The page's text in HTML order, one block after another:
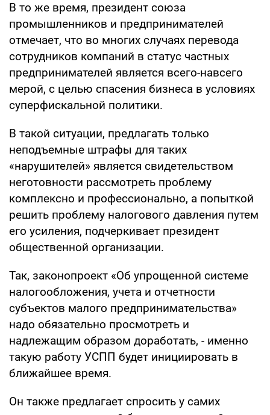
В то же время, президент союза
промышленников и предпринимателей
отмечает, что во многих случаях перевода
сотрудников компаний в статус частных
предпринимателей является всего-навсего
мерой, с целью спасения бизнеса в условиях
суперфискальной политики.
В такой ситуации, предлагать только
неподъемные штрафы для таких
«нарушителей» является свидетельством
неготовности рассмотреть проблему
комплексно и профессионально, а попыткой
решить проблему налогового давления путем
его усиления, подчеркивает президент
общественной организации.
Так, законопроект «Об упрощенной системе
налогообложения, учета и отчетности
субъектов малого предпринимательства»
надо обязательно просмотреть и
надлежащим образом доработать, - именно
такую работу УСПП будет инициировать в
ближайшее время.
Он также предлагает спросить у самих